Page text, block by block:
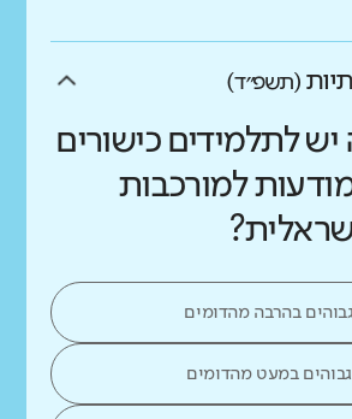
(תשפ״ד)
יש לתלמידים כישורים
למורכבות
גבוהים בהרבה מהדומים
גבוהים במעט מהדומים